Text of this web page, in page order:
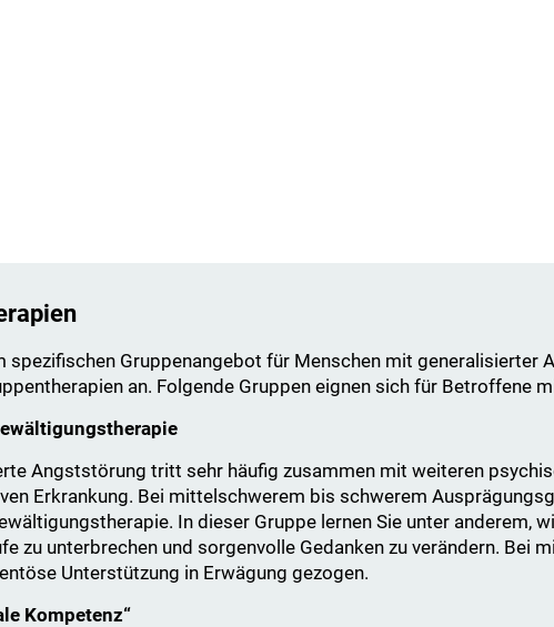
spezifischen Gruppenangebot für Menschen mit
an. Folgende Gruppen eignen sich für Betroffene
Angststörung tritt sehr häufig zusammen mit weiteren
Erkrankung. Bei mittelschwerem bis schwerem
In dieser Gruppe lernen Sie unter anderem,
zu unterbrechen und sorgenvolle Gedanken zu verändern. Bei
Unterstützung in Erwägung gezogen.
Kompetenz“